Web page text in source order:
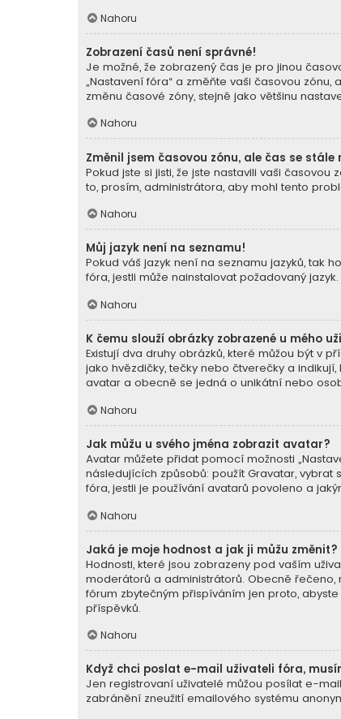
Nahoru
Zobrazení časů není správné!
Je možné, že zobrazený čas je pro jinou
„Nastavení fóra“ a změňte vaši časovou zónu,
změnu časové zóny, stejně jako většinu
Nahoru
Změnil jsem časovou zónu, ale čas se stále
Pokud jste si jisti, že jste nastavili vaši
to, prosím, administrátora, aby mohl tento
Nahoru
Můj jazyk není na seznamu!
Pokud váš jazyk není na seznamu jazyků, tak
fóra, jestli může nainstalovat požadovaný
Nahoru
K čemu slouží obrázky zobrazené u mého
Existují dva druhy obrázků, které můžou být v
jako hvězdičky, tečky nebo čtverečky a
avatar a obecně se jedná o unikátní nebo
Nahoru
Jak můžu u svého jména zobrazit avatar?
Avatar můžete přidat pomocí možnosti
následujících způsobů: použít Gravatar,
fóra, jestli je používání avatarů povoleno a
Nahoru
Jaká je moje hodnost a jak ji můžu změnit?
Hodnosti, které jsou zobrazeny pod vaším
moderátorů a administrátorů. Obecně řečeno,
fórum zbytečným přispíváním jen proto,
příspěvků.
Nahoru
Když chci poslat e-mail uživateli fóra,
Jen registrovaní uživatelé můžou posílat e-
zabránění zneužití emailového systému